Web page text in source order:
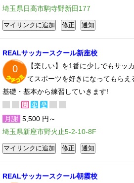
埼玉県日高市駒寺野新田177
REALサッカースクール新座校
0
【楽しい】を1番に少しでもサッ
てスポーツを好きになってもらえ
基礎・基本から練習していきます!
月謝 5,500 円～
埼玉県新座市野火止5-2-10-8F
REALサッカースクール朝霞校